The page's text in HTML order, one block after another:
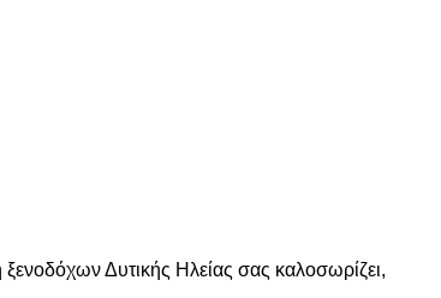
Δυτικής Ηλείας σας καλοσωρίζει,